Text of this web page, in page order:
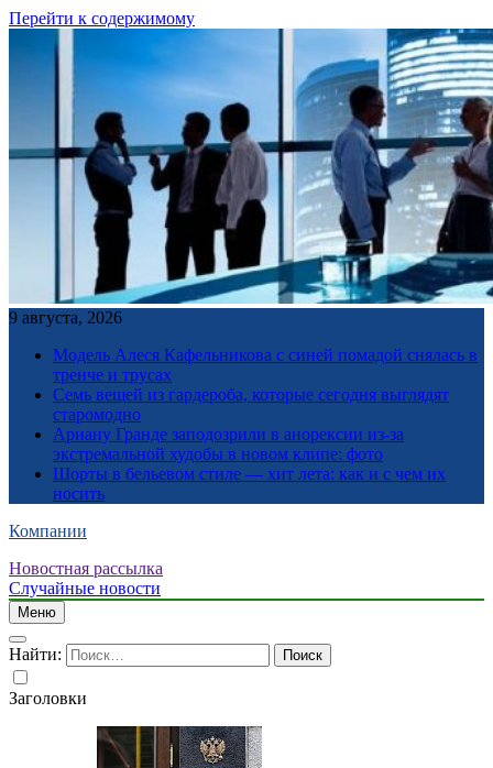
Перейти к содержимому
9 августа, 2026
Модель Алеся Кафельникова с синей помадой снялась в
тренче и трусах
Семь вещей из гардероба, которые сегодня выглядят
старомодно
Ариану Гранде заподозрили в анорексии из-за
экстремальной худобы в новом клипе: фото
Шорты в бельевом стиле — хит лета: как и с чем их
носить
Компании
Новостная рассылка
Случайные новости
Меню
Найти:
Заголовки